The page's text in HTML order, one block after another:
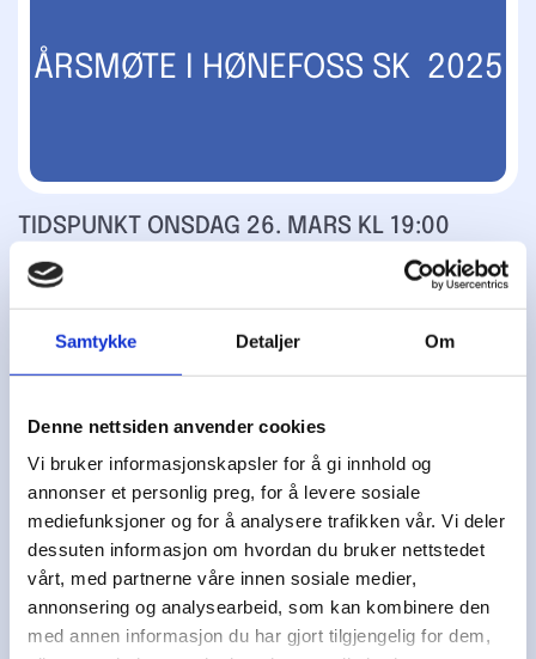
Samtykke Detaljer Om
Denne nettsiden anvender cookies
Vi bruker informasjonskapsler for å gi innhold og
annonser et personlig preg, for å levere sosiale
mediefunksjoner og for å analysere trafikken vår. Vi deler
dessuten informasjon om hvordan du bruker nettstedet
vårt, med partnerne våre innen sosiale medier,
annonsering og analysearbeid, som kan kombinere den
med annen informasjon du har gjort tilgjengelig for dem,
ÅRSMØTE I HØNEFOSS SK 2025
TIDSPUNKT ONSDAG 26. MARS KL 19:00
STED: KLUBBHUSET TOLPINRUD
Saksliste:
medlemmene
Leine
Velge sekretær. Styrets forslag : May Britt
Birkeland
Velge to medlemmer til å underskrive
protokollen
Godkjenne innkallingen
Godkjenne sakslisten